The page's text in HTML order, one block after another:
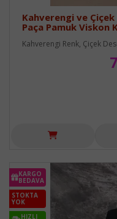
Kahverengi ve
Paça Pamuk Viskon
Kahverengi Renk, Çiçek
KARGO
BEDAVA
STOKTA
YOK
HIZLI